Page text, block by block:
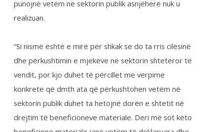
konkrete që dmth ata që përkushtohen vetëm në
sektorin publik duhet ta hetojnë dorën e shtetit në
beneficione materiale janë vetëm të deklaruara dhe
ende nuk janë të ekzekutuara në praktikë”, ka thënë
Në anën tjetër, njohësi i çështjeve të shëndetësisë,
Bujar Vitija thotë se asnjëherë nuk u qartësua pse
nuk janë ekzekutuar shtesat.